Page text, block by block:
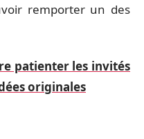
remporter un des
patienter les invités
originales